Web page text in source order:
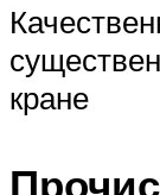
кране